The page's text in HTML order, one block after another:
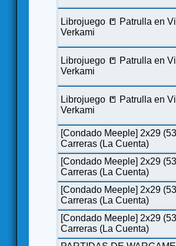
Librojuego 📒 Patrulla en
Verkami
Librojuego 📒 Patrulla en
Verkami
Librojuego 📒 Patrulla en
Verkami
[Condado Meeple] 2x29
Carreras (La Cuenta)
[Condado Meeple] 2x29
Carreras (La Cuenta)
[Condado Meeple] 2x29
Carreras (La Cuenta)
[Condado Meeple] 2x29
Carreras (La Cuenta)